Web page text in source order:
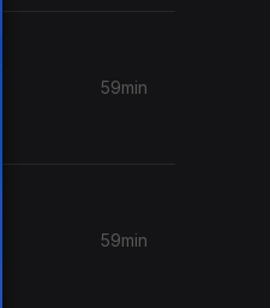
59min
59min